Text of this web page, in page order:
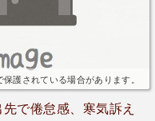
護されている場合があります。
で倦怠感、寒気訴え